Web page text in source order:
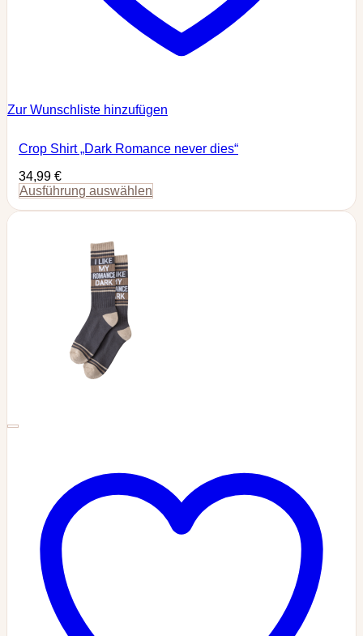
Zur Wunschliste hinzufügen
Crop Shirt „Dark Romance never dies“
34,99 €
Ausführung auswählen
Produktseite